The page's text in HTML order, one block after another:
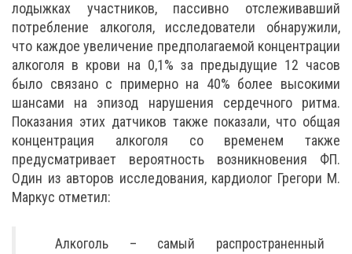
лодыжках участников, пассивно отслеживавший
потребление алкоголя, исследователи обнаружили,
что каждое увеличение предполагаемой концентрации
алкоголя в крови на 0,1% за предыдущие 12 часов
было связано с примерно на 40% более высокими
шансами на эпизод нарушения сердечного ритма.
Показания этих датчиков также показали, что общая
концентрация алкоголя со временем также
предусматривает вероятность возникновения ФП.
Один из авторов исследования, кардиолог Грегори М.
Маркус отметил:
Алкоголь – самый распространенный